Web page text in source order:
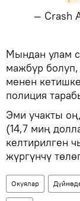
— Crash
​Мындан улам
мажбур болуп,
менен
полиция
Эми учакты
(14,7 миң
келтирилген
жүргүнчү
Окуялар